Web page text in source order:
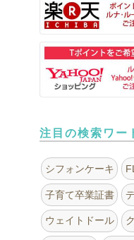
注目の検索ワー
シフォンケーキ
子育て卒業証書
ウェイトドール